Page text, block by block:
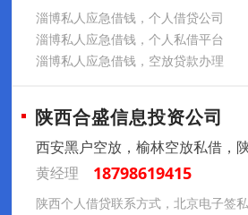
淄博私人应急借钱，个人借贷公司
淄博私人应急借钱，个人私借平台
淄博私人应急借钱，空放贷款办理
陕西合盛信息投资公司
西安黑户空放，榆林空放私借，
黄经理
18798619415
陕西个人借贷联系方式，北京电子签